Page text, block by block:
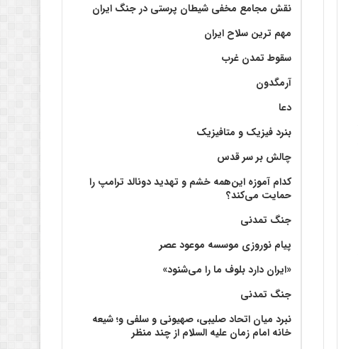
نقش مجامع مخفی شیطان پرستی در جنگ ایران
مهم ترین سلاح ایران
سقوط تمدن غرب
آرمگدون
دعا
بنرد فیزیک و متافیزیک
چالش بر سر قدس
کدام آموزه این‌همه خشم و تهدید دونالد ترامپ را
حمایت می‌کند؟
جنگ تمدنی
پیام نوروزی موسسه موعود عصر
«ایران دارد بلوف ما را می‌شنود»
جنگ تمدنی
نبرد میان اتحاد صلیبی، صهیونی و سلفی و؛ شیعه
خانه امام زمان علیه السلام از چند منظر